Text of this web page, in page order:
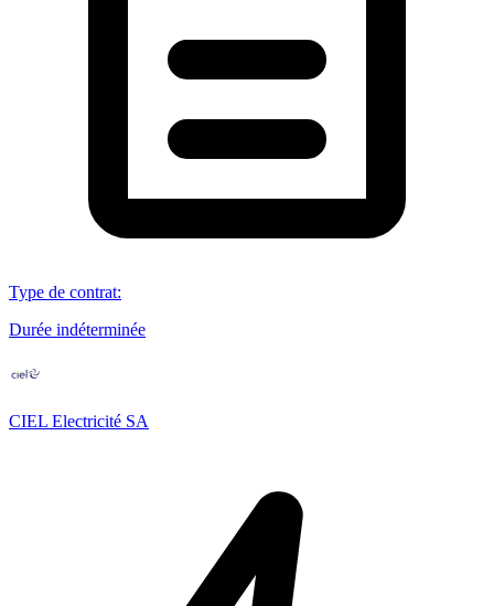
Type de contrat:
Durée indéterminée
CIEL Electricité SA